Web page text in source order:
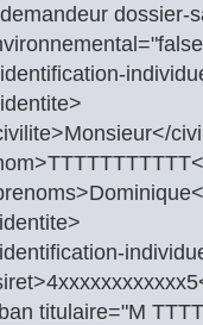
dossier-
titulaire="M